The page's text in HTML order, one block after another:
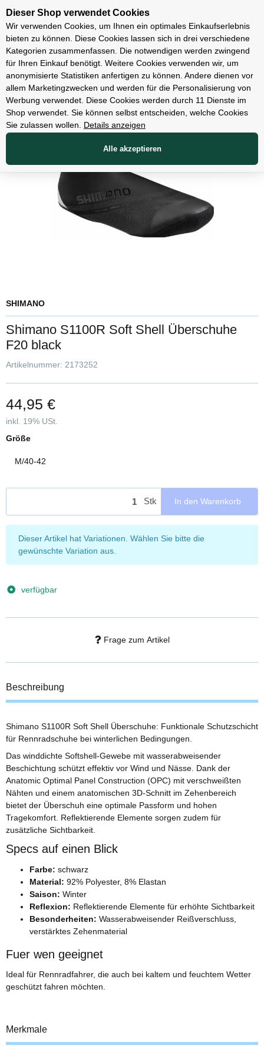
Unsere Filialen
Bekleidung
SHIMANO
Shimano S1100R Soft Shell Überschuhe
F20 black
Artikelnummer: 2173252
44,95 €
inkl. 19% USt.
Größe
M/40-42
Stk In den Warenkorb
x
Dieser Artikel hat Variationen. Wählen Sie bitte die
gewünschte Variation aus.
verfügbar
Frage zum Artikel
Beschreibung
Shimano S1100R Soft Shell Überschuhe: Funktionale Schutzschicht
für Rennradschuhe bei winterlichen Bedingungen.
Das winddichte Softshell-Gewebe mit wasserabweisender
Beschichtung schützt effektiv vor Wind und Nässe. Dank der
Anatomic Optimal Panel Construction (OPC) mit verschweißten
Nähten und einem anatomischen 3D-Schnitt im Zehenbereich
bietet der Überschuh eine optimale Passform und hohen
Tragekomfort. Reflektierende Elemente sorgen zudem für
zusätzliche Sichtbarkeit.
Specs auf einen Blick
Farbe: schwarz
Material: 92% Polyester, 8% Elastan
Saison: Winter
Reflexion: Reflektierende Elemente für erhöhte Sichtbarkeit
Besonderheiten: Wasserabweisender Reißverschluss,
verstärktes Zehenmaterial
Fuer wen geeignet
Ideal für Rennradfahrer, die auch bei kaltem und feuchtem Wetter
geschützt fahren möchten.
Merkmale
Dieser Shop verwendet Cookies
Wir verwenden Cookies, um Ihnen ein optimales Einkaufserlebnis
bieten zu können. Diese Cookies lassen sich in drei verschiedene
Kategorien zusammenfassen. Die notwendigen werden zwingend
für Ihren Einkauf benötigt. Weitere Cookies verwenden wir, um
anonymisierte Statistiken anfertigen zu können. Andere dienen vor
allem Marketingzwecken und werden für die Personalisierung von
Werbung verwendet. Diese Cookies werden durch 11 Dienste im
Shop verwendet. Sie können selbst entscheiden, welche Cookies
Sie zulassen wollen.
Details anzeigen
Alle akzeptieren